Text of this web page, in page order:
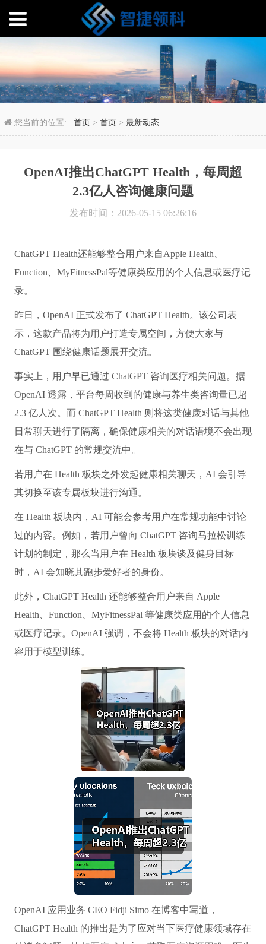
OpenAI推出ChatGPT
您当前的位置:首页 >首页 >最新动态
OpenAI推出ChatGPT Health，每周超
2.3亿人咨询健康问题
发布时间：2026-05-15 06:26:16
ChatGPT Health还能够整合用户来自Apple Health、
Function、MyFitnessPal等健康类应用的个人信息或医疗记
录。
昨日，OpenAI 正式发布了 ChatGPT Health。该公司表
示，这款产品将为用户打造专属空间，方便大家与
ChatGPT 围绕健康话题展开交流。
事实上，用户早已通过 ChatGPT 咨询医疗相关问题。据
OpenAI 透露，平台每周收到的健康与养生类咨询量已超
2.3 亿人次。而 ChatGPT Health 则将这类健康对话与其他
日常聊天进行了隔离，确保健康相关的对话语境不会出现
在与 ChatGPT 的常规交流中。
若用户在 Health 板块之外发起健康相关聊天，AI 会引导
其切换至该专属板块进行沟通。
在 Health 板块内，AI 可能会参考用户在常规功能中讨论
过的内容。例如，若用户曾向 ChatGPT 咨询马拉松训练
计划的制定，那么当用户在 Health 板块谈及健身目标
时，AI 会知晓其跑步爱好者的身份。
此外，ChatGPT Health 还能够整合用户来自 Apple
Health、Function、MyFitnessPal 等健康类应用的个人信息
或医疗记录。OpenAI 强调，不会将 Health 板块的对话内
容用于模型训练。
OpenAI 应用业务 CEO Fidji Simo 在博客中写道，
ChatGPT Health 的推出是为了应对当下医疗健康领域存在